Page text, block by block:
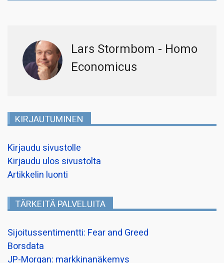
Lars Stormbom - Homo
Economicus
KIRJAUTUMINEN
Kirjaudu sivustolle
Kirjaudu ulos sivustolta
Artikkelin luonti
TÄRKEITÄ PALVELUITA
Sijoitussentimentti: Fear and Greed
Borsdata
JP-Morgan: markkinanäkemys